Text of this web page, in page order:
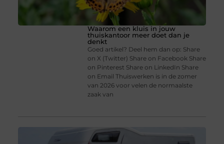
Waarom een kluis in jouw
thuiskantoor meer doet dan je
denkt
Goed artikel? Deel hem dan op: Share
on X (Twitter) Share on Facebook Share
on Pinterest Share on LinkedIn Share
on Email Thuiswerken is in de zomer
van 2026 voor velen de normaalste
zaak van